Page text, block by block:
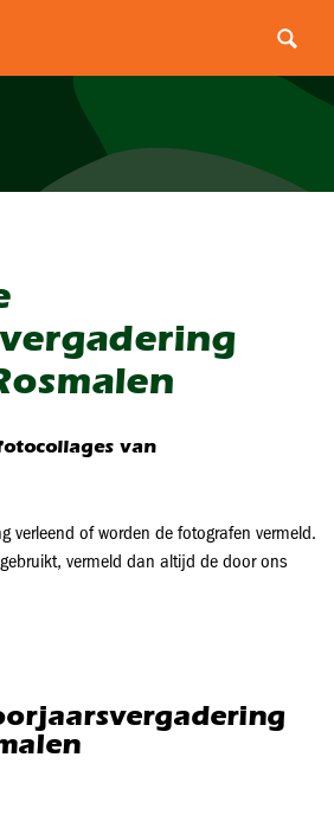
van
verleend of worden de fotografen vermeld.
vermeld dan altijd de door ons